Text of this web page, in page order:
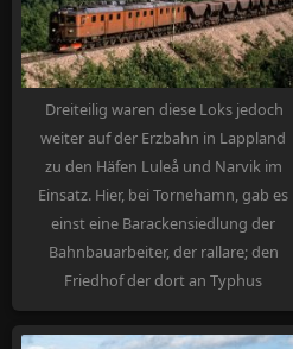
Dreiteilig waren diese Loks jedoch
weiter auf der Erzbahn in Lappland
zu den Häfen Luleå und Narvik im
Einsatz. Hier, bei Tornehamn, gab es
einst eine Barackensiedlung der
Bahnbauarbeiter, der rallare; den
Friedhof der dort an Typhus
Verstorbenen kann man noch heute
besuchen. SJ Dm3 1208+1233+1207.